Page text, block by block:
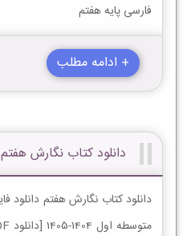
فارسی پایه هفتم
+ ادامه مطلب
دانلود کتاب نگارش هفتم